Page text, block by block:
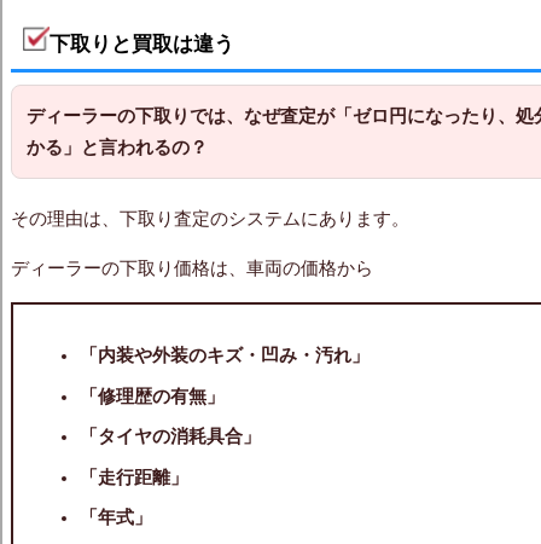
下取りと買取は違う
ディーラーの下取りでは、なぜ査定が「ゼロ円になったり、処
かる」
と言われるの？
その理由は、下取り査定のシステムにあります。
ディーラーの下取り価格は、車両の価格から
「内装や外装のキズ・凹み・汚れ」
「修理歴の有無」
「タイヤの消耗具合」
「走行距離」
「年式」